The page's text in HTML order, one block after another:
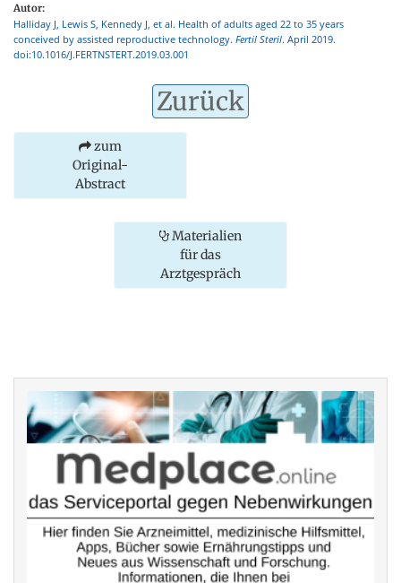
Autor:
Halliday J, Lewis S, Kennedy J, et al. Health of adults aged 22 to 35 years
conceived by assisted reproductive technology. Fertil Steril. April 2019.
doi:10.1016/J.FERTNSTERT.2019.03.001
Zurück
zum
Original-
Abstract
Materialien
für das
Arztgespräch